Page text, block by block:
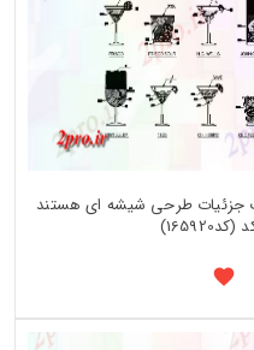
جزئیات طرحی شیشه ای هستند